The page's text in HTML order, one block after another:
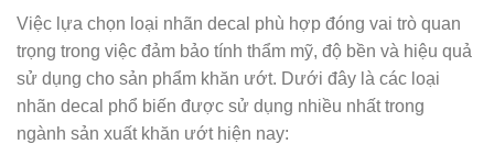
Việc lựa chọn loại nhãn decal phù hợp đóng vai trò quan
trọng trong việc đảm bảo tính thẩm mỹ, độ bền và hiệu quả
sử dụng cho sản phẩm khăn ướt. Dưới đây là các loại
nhãn decal phổ biến được sử dụng nhiều nhất trong
ngành sản xuất khăn ướt hiện nay: